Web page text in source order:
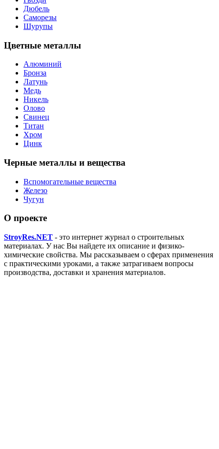
Дюбель
Саморезы
Шурупы
Цветные металлы
Алюминий
Бронза
Латунь
Медь
Никель
Олово
Свинец
Титан
Хром
Цинк
Черные металлы и вещества
Вспомогательные вещества
Железо
Чугун
О проекте
StroyRes.NET - это интернет журнал о строительных
материалах. У нас Вы найдете их описание и физико-
химические свойства. Мы рассказываем о сферах применения
с практическими уроками, а также затрагиваем вопросы
производства, доставки и хранения материалов.